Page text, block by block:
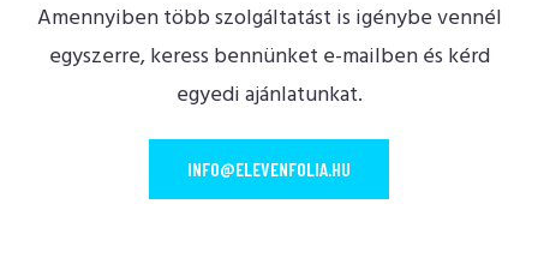
Amennyiben több szolgáltatást is igénybe vennél
egyszerre, keress bennünket e-mailben és kérd
egyedi ajánlatunkat.
INFO@ELEVENFOLIA.HU